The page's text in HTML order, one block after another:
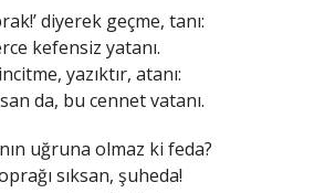
diyerek geçme, tanı:
kefensiz yatanı.
yazıktır, atanı:
da, bu cennet vatanı.
uğruna olmaz ki feda?
sıksan, şuheda!